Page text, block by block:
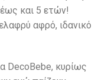
και 5 ετών!
αφρό, ιδανικό
DecoBebe, κυρίως